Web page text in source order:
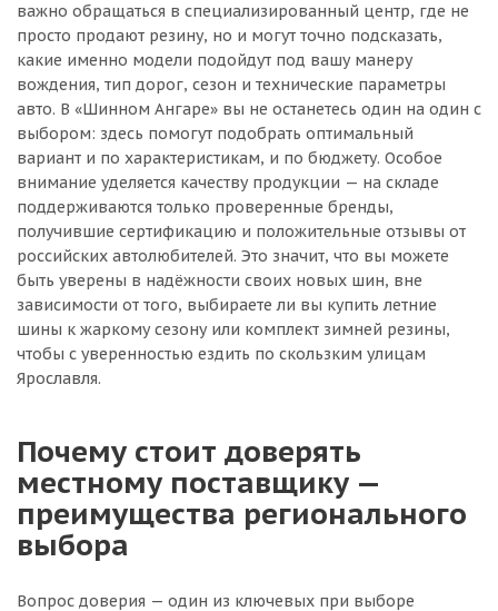
важно обращаться в специализированный центр, где не
просто продают резину, но и могут точно подсказать,
какие именно модели подойдут под вашу манеру
вождения, тип дорог, сезон и технические параметры
авто. В «Шинном Ангаре» вы не останетесь один на один с
выбором: здесь помогут подобрать оптимальный
вариант и по характеристикам, и по бюджету. Особое
внимание уделяется качеству продукции — на складе
поддерживаются только проверенные бренды,
получившие сертификацию и положительные отзывы от
российских автолюбителей. Это значит, что вы можете
быть уверены в надёжности своих новых шин, вне
зависимости от того, выбираете ли вы купить летние
шины к жаркому сезону или комплект зимней резины,
чтобы с уверенностью ездить по скользким улицам
Ярославля.
Почему стоит доверять
местному поставщику —
преимущества регионального
выбора
Вопрос доверия — один из ключевых при выборе